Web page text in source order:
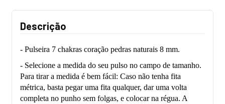
Descrição
- Pulseira 7 chakras coração pedras naturais 8 mm.
- Selecione a medida do seu pulso no campo de tamanho.
Para tirar a medida é bem fácil: Caso não tenha fita
métrica, basta pegar uma fita qualquer, dar uma volta
completa no punho sem folgas, e colocar na régua. A